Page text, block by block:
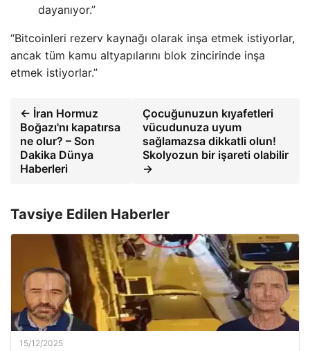
dayanıyor.”
“Bitcoinleri rezerv kaynağı olarak inşa etmek istiyorlar,
ancak tüm kamu altyapılarını blok zincirinde inşa
etmek istiyorlar.”
← İran Hormuz
Boğazı'nı kapatırsa
ne olur? – Son
Dakika Dünya
Haberleri
Çocuğunuzun kıyafetleri
vücudunuza uyum
sağlamazsa dikkatli olun!
Skolyozun bir işareti olabilir
→
Tavsiye Edilen Haberler
15/12/2025